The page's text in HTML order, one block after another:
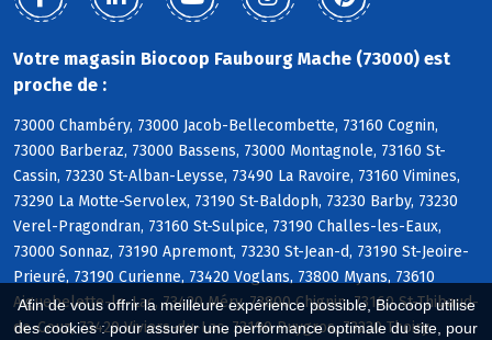
Afin de vous offrir la meilleure expérience possible, Biocoop utilise
des cookies : pour assurer une performance optimale du site, pour
Votre magasin Biocoop Faubourg Mache (73000) est
proche de :
73000 Chambéry, 73000 Jacob-Bellecombette, 73160 Cognin,
73000 Barberaz, 73000 Bassens, 73000 Montagnole, 73160 St-
Cassin, 73230 St-Alban-Leysse, 73490 La Ravoire, 73160 Vimines,
73290 La Motte-Servolex, 73190 St-Baldoph, 73230 Barby, 73230
Verel-Pragondran, 73160 St-Sulpice, 73190 Challes-les-Eaux,
73000 Sonnaz, 73190 Apremont, 73230 St-Jean-d, 73190 St-Jeoire-
Prieuré, 73190 Curienne, 73420 Voglans, 73800 Myans, 73610
Aiguebelette-le-Lac, 73420 Méry, 73800 Chignin, 73160 St-Thibaud-
de-Couz, 73420 Viviers-du-Lac, 73190 Puygros, 73230 Thoiry